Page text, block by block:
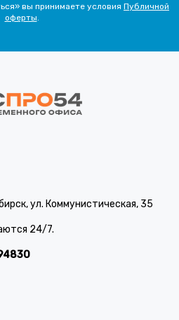
вы принимаете условия Публичной
оферты.
ул. Коммунистическая, 35
24/7.